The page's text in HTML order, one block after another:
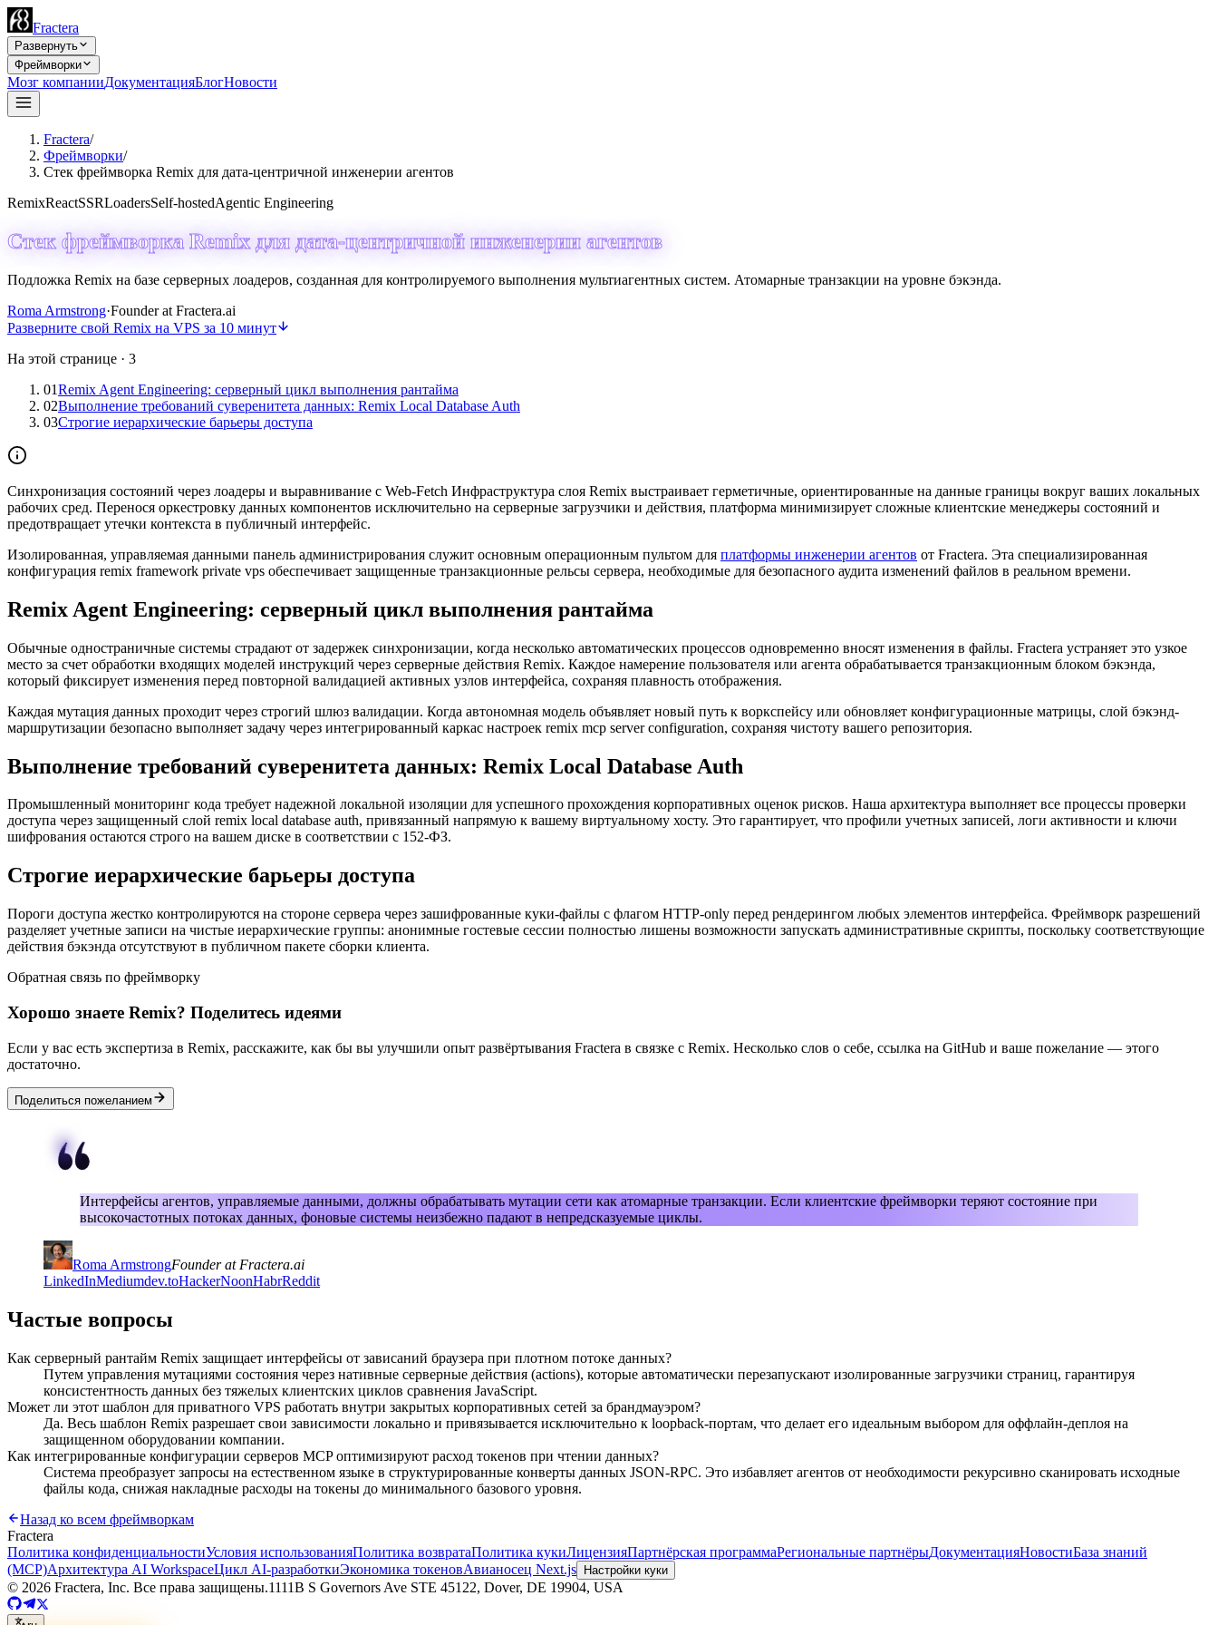
Fractera
Развернуть
Фреймворки
Мозг компанииДокументацияБлогНовости
Fractera/
Фреймворки/
Стек фреймворка Remix для дата-центричной инженерии агентов
RemixReactSSRLoadersSelf-hostedAgentic Engineering
Стек фреймворка Remix для дата-центричной инженерии агентов
Подложка Remix на базе серверных лоадеров, созданная для контролируемого выполнения мультиагентных систем. Атомарные транзакции на уровне бэкэнда.
Roma Armstrong·Founder at Fractera.ai
Разверните свой Remix на VPS за 10 минут
На этой странице · 3
01Remix Agent Engineering: серверный цикл выполнения рантайма
02Выполнение требований суверенитета данных: Remix Local Database Auth
03Строгие иерархические барьеры доступа
Синхронизация состояний через лоадеры и выравнивание с Web-Fetch Инфраструктура слоя Remix выстраивает герметичные, ориентированные на данные границы вокруг ваших локальных
рабочих сред. Перенося оркестровку данных компонентов исключительно на серверные загрузчики и действия, платформа минимизирует сложные клиентские менеджеры состояний и
предотвращает утечки контекста в публичный интерфейс.
Изолированная, управляемая данными панель администрирования служит основным операционным пультом для платформы инженерии агентов от Fractera. Эта специализированная
конфигурация remix framework private vps обеспечивает защищенные транзакционные рельсы сервера, необходимые для безопасного аудита изменений файлов в реальном времени.
Remix Agent Engineering: серверный цикл выполнения рантайма
Обычные одностраничные системы страдают от задержек синхронизации, когда несколько автоматических процессов одновременно вносят изменения в файлы. Fractera устраняет это узкое
место за счет обработки входящих моделей инструкций через серверные действия Remix. Каждое намерение пользователя или агента обрабатывается транзакционным блоком бэкэнда,
который фиксирует изменения перед повторной валидацией активных узлов интерфейса, сохраняя плавность отображения.
Каждая мутация данных проходит через строгий шлюз валидации. Когда автономная модель объявляет новый путь к воркспейсу или обновляет конфигурационные матрицы, слой бэкэнд-
маршрутизации безопасно выполняет задачу через интегрированный каркас настроек remix mcp server configuration, сохраняя чистоту вашего репозитория.
Выполнение требований суверенитета данных: Remix Local Database Auth
Промышленный мониторинг кода требует надежной локальной изоляции для успешного прохождения корпоративных оценок рисков. Наша архитектура выполняет все процессы проверки
доступа через защищенный слой remix local database auth, привязанный напрямую к вашему виртуальному хосту. Это гарантирует, что профили учетных записей, логи активности и ключи
шифрования остаются строго на вашем диске в соответствии с 152-ФЗ.
Строгие иерархические барьеры доступа
Пороги доступа жестко контролируются на стороне сервера через зашифрованные куки-файлы с флагом HTTP-only перед рендерингом любых элементов интерфейса. Фреймворк разрешений
разделяет учетные записи на чистые иерархические группы: анонимные гостевые сессии полностью лишены возможности запускать административные скрипты, поскольку соответствующие
действия бэкэнда отсутствуют в публичном пакете сборки клиента.
Обратная связь по фреймворку
Хорошо знаете Remix? Поделитесь идеями
Если у вас есть экспертиза в Remix, расскажите, как бы вы улучшили опыт развёртывания Fractera в связке с Remix. Несколько слов о себе, ссылка на GitHub и ваше пожелание — этого
достаточно.
Поделиться пожеланием
Интерфейсы агентов, управляемые данными, должны обрабатывать мутации сети как атомарные транзакции. Если клиентские фреймворки теряют состояние при
высокочастотных потоках данных, фоновые системы неизбежно падают в непредсказуемые циклы.
Roma ArmstrongFounder at Fractera.ai
LinkedInMediumdev.toHackerNoonHabrReddit
Частые вопросы
Как серверный рантайм Remix защищает интерфейсы от зависаний браузера при плотном потоке данных?
Путем управления мутациями состояния через нативные серверные действия (actions), которые автоматически перезапускают изолированные загрузчики страниц, гарантируя
консистентность данных без тяжелых клиентских циклов сравнения JavaScript.
Может ли этот шаблон для приватного VPS работать внутри закрытых корпоративных сетей за брандмауэром?
Да. Весь шаблон Remix разрешает свои зависимости локально и привязывается исключительно к loopback-портам, что делает его идеальным выбором для оффлайн-деплоя на
защищенном оборудовании компании.
Как интегрированные конфигурации серверов MCP оптимизируют расход токенов при чтении данных?
Система преобразует запросы на естественном языке в структурированные конверты данных JSON-RPC. Это избавляет агентов от необходимости рекурсивно сканировать исходные
файлы кода, снижая накладные расходы на токены до минимального базового уровня.
Назад ко всем фреймворкам
Fractera
Политика конфиденциальностиУсловия использованияПолитика возвратаПолитика кукиЛицензияПартнёрская программаРегиональные партнёрыДокументацияНовостиБаза знаний
(MCP)Архитектура AI WorkspaceЦикл AI-разработкиЭкономика токеновАвианосец Next.js Настройки куки
© 2026 Fractera, Inc. Все права защищены.1111B S Governors Ave STE 45122, Dover, DE 19904, USA